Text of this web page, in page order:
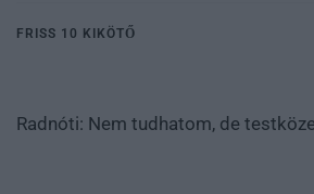
FRISS 10 KIKÖTŐ
Radnóti: Nem tudhatom, de